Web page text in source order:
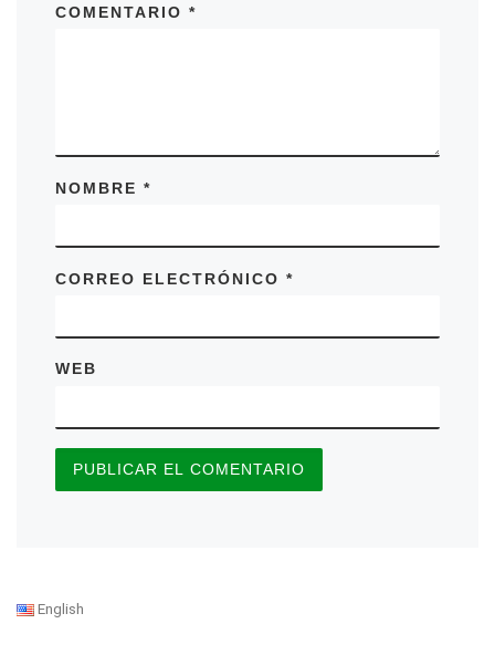
COMENTARIO*
NOMBRE*
CORREO ELECTRÓNICO*
WEB
English